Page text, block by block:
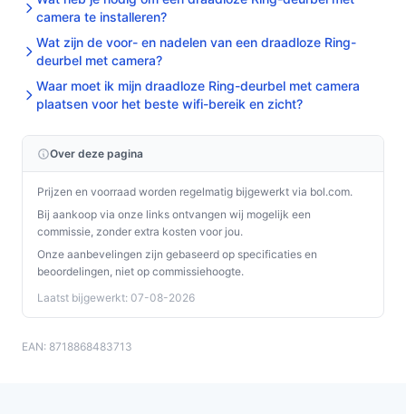
camera te installeren?
Wat zijn de voor- en nadelen van een draadloze Ring-
deurbel met camera?
Waar moet ik mijn draadloze Ring-deurbel met camera
plaatsen voor het beste wifi-bereik en zicht?
Over deze pagina
Prijzen en voorraad worden regelmatig bijgewerkt via bol.com.
Bij aankoop via onze links ontvangen wij mogelijk een
commissie, zonder extra kosten voor jou.
Onze aanbevelingen zijn gebaseerd op specificaties en
beoordelingen, niet op commissiehoogte.
Laatst bijgewerkt: 07-08-2026
EAN: 8718868483713